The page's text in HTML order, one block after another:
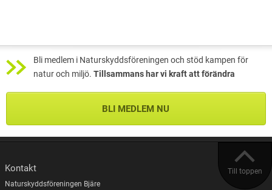
Bli medlem i Naturskyddsföreningen och stöd kampen för
natur och miljö. Tillsammans har vi kraft att förändra
BLI MEDLEM NU
Till toppen
Kontakt
Naturskyddsföreningen Bjäre